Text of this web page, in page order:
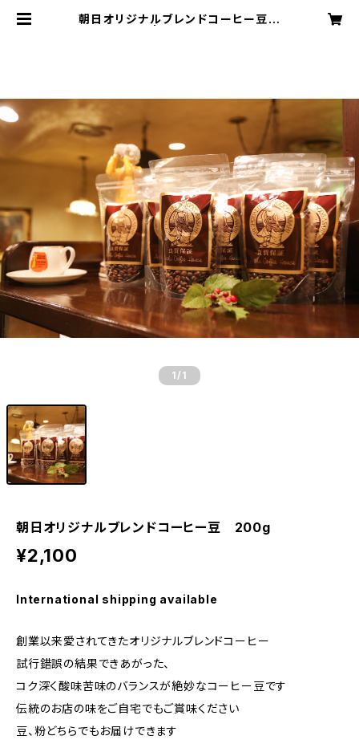
朝日オリジナルブレンドコーヒー豆
1 /1
朝日オリジナルブレンドコーヒー豆 200g
¥2,100
International shipping available
創業以来愛されてきたオリジナルブレンドコーヒー
試行錯誤の結果できあがった、
コク深く酸味苦味のバランスが絶妙なコーヒー豆です
伝統のお店の味をご自宅でもご賞味ください
豆、粉どちらでもお届けできます